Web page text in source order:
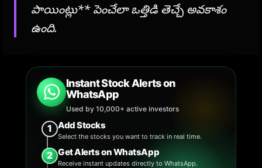
పాయింట్లు** పెంచేలా ఒత్తిడి తెచ్చే అవకాశం
ఉంది.
Instant Stock Alerts on
WhatsApp
Used by 10,000+ active investors
1 Add Stocks
Select the stocks you want to track in real time.
2 Get Alerts on WhatsApp
Receive instant updates directly to WhatsApp.